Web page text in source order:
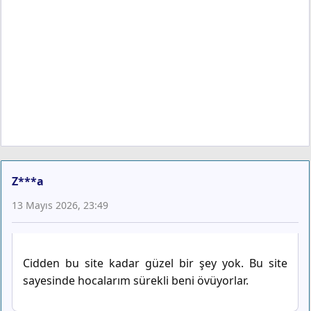
Z***a
13 Mayıs 2026, 23:49
Cidden bu site kadar güzel bir şey yok. Bu site
sayesinde hocalarım sürekli beni övüyorlar.